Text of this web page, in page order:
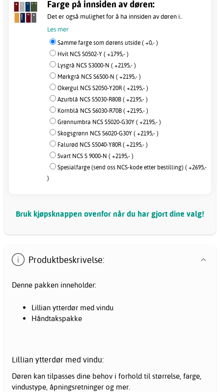
Farge på innsiden av døren:
Det er også mulighet for å ha innsiden av døren i..
Les mer
Samme farge som dørens utside ( +0,- )
Hvit NCS S0502-Y ( +1795,- )
Lysgrå NCS S3000-N ( +2195,- )
Mørkgrå NCS S6500-N ( +2195,- )
Okergul NCS S2050-Y20R ( +2195,- )
Azurblå NCS S5030-R80B ( +2195,- )
Kornblå NCS S6030-R70B ( +2195,- )
Grønnumbra NCS S5020-G30Y ( +2195,- )
Skogsgrønn NCS S6020-G30Y ( +2195,- )
Falurød NCS S5040-Y80R ( +2195,- )
Svart NCS S 9000-N ( +2195,- )
Spesialfarge (send oss NCS-kode etter bestilling) ( +2695,-
)
Bruk kjøpsknappen ovenfor når du har gjort dine valg!
Produktbeskrivelse:
Denne pakken inneholder:
Lillian ytterdør med vindu
Håndtakspakke
Lillian ytterdør med vindu:
Døren kan tilpasses dine behov i forhold til størrelse, farge,
vindustype, åpningsretninger og mer.